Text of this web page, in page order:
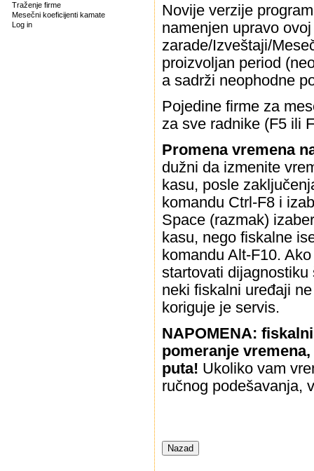
Traženje firme
Mesečni koeficijenti kamate
Log in
Novije verzije
namenjen upravo
zarade/Izveštaji/
proizvoljan period
a sadrži neophodne
Pojedine firme za
za sve radnike (F5 ili
Promena vremena
dužni da izmenite
kasu, posle
komandu Ctrl-F8 i
Space (razmak)
kasu, nego fiskalne
komandu Alt-F10.
startovati
neki fiskalni uređaji
koriguje je servis.
NAPOMENA:
pomeranje
puta! Ukoliko vam
ručnog podešavanja,